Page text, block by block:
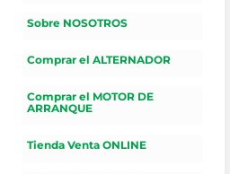
Sobre NOSOTROS
Comprar el ALTERNADOR
Comprar el MOTOR DE
ARRANQUE
Tienda Venta ONLINE